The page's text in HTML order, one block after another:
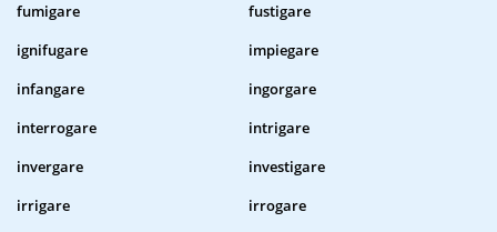
fumigare
fustigare
ignifugare
impiegare
infangare
ingorgare
interrogare
intrigare
invergare
investigare
irrigare
irrogare